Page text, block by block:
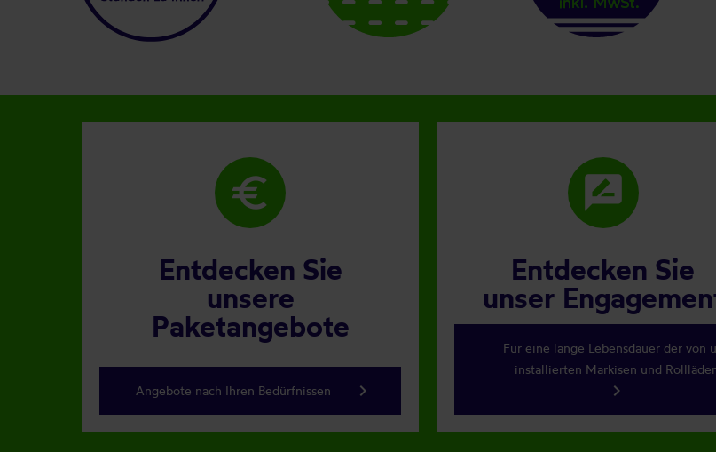
euro
Entdecken Sie
unsere
Paketangebote
Angebote nach Ihren Bedürfnissen keyboard_arrow_right
rate_review
Entdecken Sie
unser
Für eine lange Lebensdauer der von
installierten Markisen und
keyboard_arrow_right